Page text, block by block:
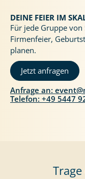
DEINE FEIER IM
Für jede Gruppe von
Firmenfeier,
planen.
Jetzt anfragen
Anfrage an:
Telefon: +49 5447